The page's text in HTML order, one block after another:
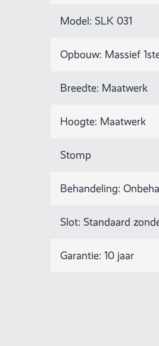
Model: SLK 031
Opbouw: Massief
Breedte: Maatwerk
Hoogte: Maatwerk
Stomp
Behandeling:
Slot: Standaard
Garantie: 10 jaar